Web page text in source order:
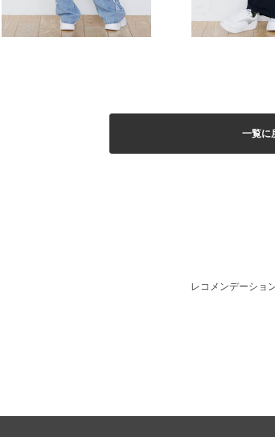
一覧に
レコメンデーショ